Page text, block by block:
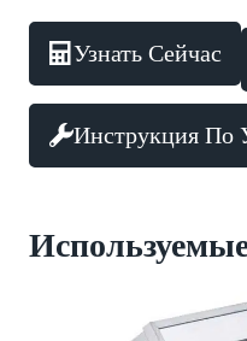
Узнать Сейчас
Инструкция По